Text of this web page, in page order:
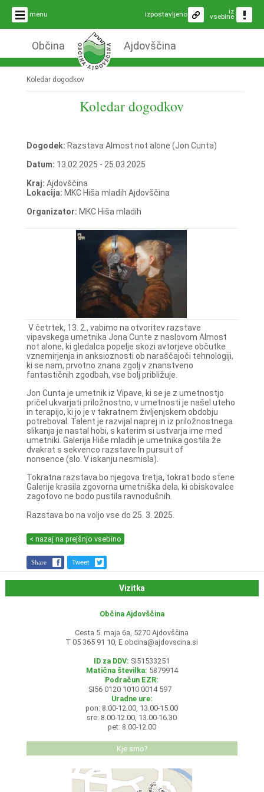
menu iz
vsebine
izpostavljeno
Občina Ajdovščina
Koledar dogodkov
Koledar dogodkov
Dogodek: Razstava Almost not alone (Jon Cunta)
Datum: 13.02.2025 - 25.03.2025
Kraj: Ajdovščina
Lokacija: MKC Hiša mladih Ajdovščina
Organizator: MKC Hiša mladih
V četrtek, 13. 2., vabimo na otvoritev razstave
vipavskega umetnika Jona Cunte z naslovom Almost
not alone, ki gledalca popelje skozi avtorjeve občutke
vznemirjenja in anksioznosti ob naraščajoči tehnologiji,
ki se nam, prvotno znana zgolj v znanstveno
fantastičnih zgodbah, vse bolj približuje.
Jon Cunta je umetnik iz Vipave, ki se je z umetnostjo
pričel ukvarjati priložnostno, v umetnosti je našel uteho
in terapijo, ki jo je v takratnem življenjskem obdobju
potreboval. Talent je razvijal naprej in iz priložnostnega
slikanja je nastal hobi, s katerim si ustvarja ime med
umetniki. Galerija Hiše mladih je umetnika gostila že
dvakrat s sekvenco razstave In pursuit of
nonsence (slo. V iskanju nesmisla).
Tokratna razstava bo njegova tretja, tokrat bodo stene
Galerije krasila zgovorna umetniška dela, ki obiskovalce
zagotovo ne bodo pustila ravnodušnih.
Razstava bo na voljo vse do 25. 3. 2025.
< nazaj na prejšnjo vsebino
Share Tweet
Vizitka
Občina Ajdovščina
Cesta 5. maja 6a, 5270 Ajdovščina
T 05 365 91 10, E obcina@ajdovscina.si
ID za DDV: SI51533251
Matična številka: 5879914
Podračun EZR:
SI56 0120 1010 0014 597
Uradne ure:
pon: 8.00-12.00, 13.00-15.00
sre: 8.00-12.00, 13.00-16.30
pet: 8.00-12.00
Kje smo?